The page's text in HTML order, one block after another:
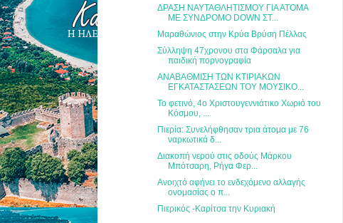
ΔΡΑΣΗ ΝΑΥΤΑΘΛΗΤΙΣΜΟΥ ΓΙΑ ΑΤΟΜΑ
ΜΕ ΣΥΝΔΡΟΜΟ DOWN ΣΤ...
Μαραθώνιος στην Κρύα Βρύση Πέλλας
Σύλληψη 47χρονου στα Φάρσαλα για
παιδική πορνογραφία
ΑΝΑΒΑΘΜΙΣΗ ΤΩΝ ΚΤΙΡΙΑΚΩΝ
ΕΓΚΑΤΑΣΤΑΣΕΩΝ ΤΟΥ ΜΟΥΣΙΚΟ...
Το φετινό, 4ο Χριστουγεννιάτικο Χωριό του
Κόσμου, ...
Πιερία: Συνελήφθησαν τρια άτομα με 76
ναρκωτικά δ...
Διακοπή νερού στις οδούς Μάρκου
Μπότσαρη, Ρήγα Φερ...
Ανοιχτό αφήνει το ενδεχόμενο αλλαγής
ονομασίας ο π...
Πιερικός -Καρίτσα την Κυριακή